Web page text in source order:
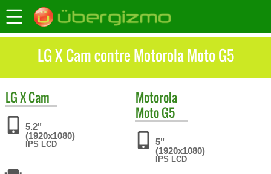
LG X Cam contre Motorola Moto G5
LGX Cam
5.2"
(1920x1080)
IPS LCD
Motorola
Moto G5
5"
(1920x1080)
IPS LCD